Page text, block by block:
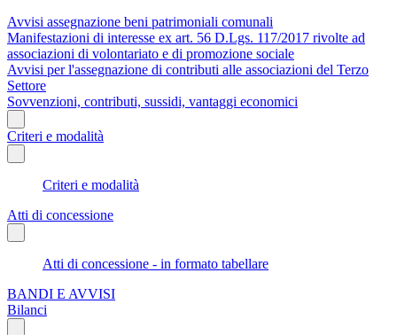
Avvisi assegnazione beni patrimoniali comunali
Manifestazioni di interesse ex art. 56 D.Lgs. 117/2017 rivolte ad
associazioni di volontariato e di promozione sociale
Avvisi per l'assegnazione di contributi alle associazioni del Terzo
Settore
Sovvenzioni, contributi, sussidi, vantaggi economici
Criteri e modalità
Criteri e modalità
Atti di concessione
Atti di concessione - in formato tabellare
BANDI E AVVISI
Bilanci